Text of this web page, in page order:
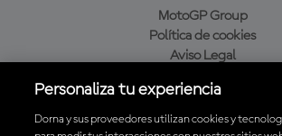
MotoGP Group
Política de cookies
Aviso Legal
Política de compra
Personaliza tu experiencia
Dorna y sus proveedores utilizan cookies y